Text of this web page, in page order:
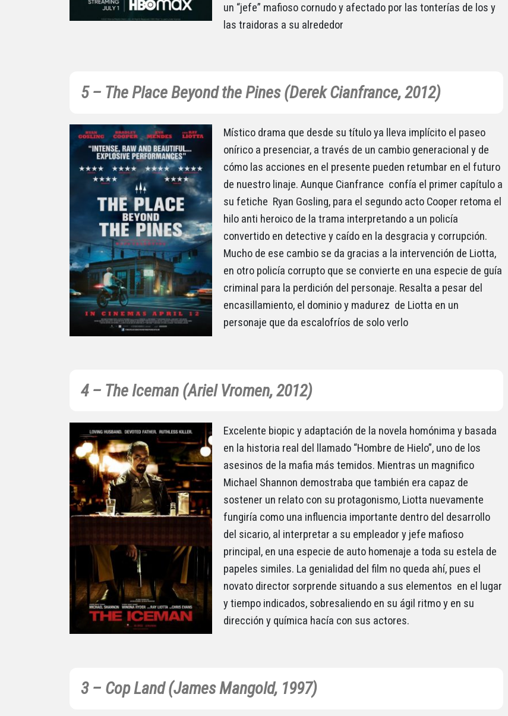
un “jefe” mafioso cornudo y afectado por las tonterías de los y
las traidoras a su alrededor
5 – The Place Beyond the Pines (Derek Cianfrance, 2012)
Místico drama que desde su título ya lleva implícito el paseo
onírico a presenciar, a través de un cambio generacional y de
cómo las acciones en el presente pueden retumbar en el futuro
de nuestro linaje. Aunque Cianfrance confía el primer capítulo a
su fetiche Ryan Gosling, para el segundo acto Cooper retoma el
hilo anti heroico de la trama interpretando a un policía
convertido en detective y caído en la desgracia y corrupción.
Mucho de ese cambio se da gracias a la intervención de Liotta,
en otro policía corrupto que se convierte en una especie de guía
criminal para la perdición del personaje. Resalta a pesar del
encasillamiento, el dominio y madurez de Liotta en un
personaje que da escalofríos de solo verlo
4 – The Iceman (Ariel Vromen, 2012)
Excelente biopic y adaptación de la novela homónima y basada
en la historia real del llamado “Hombre de Hielo”, uno de los
asesinos de la mafia más temidos. Mientras un magnifico
Michael Shannon demostraba que también era capaz de
sostener un relato con su protagonismo, Liotta nuevamente
fungiría como una influencia importante dentro del desarrollo
del sicario, al interpretar a su empleador y jefe mafioso
principal, en una especie de auto homenaje a toda su estela de
papeles similes. La genialidad del film no queda ahí, pues el
novato director sorprende situando a sus elementos en el lugar
y tiempo indicados, sobresaliendo en su ágil ritmo y en su
dirección y química hacía con sus actores.
3 – Cop Land (James Mangold, 1997)